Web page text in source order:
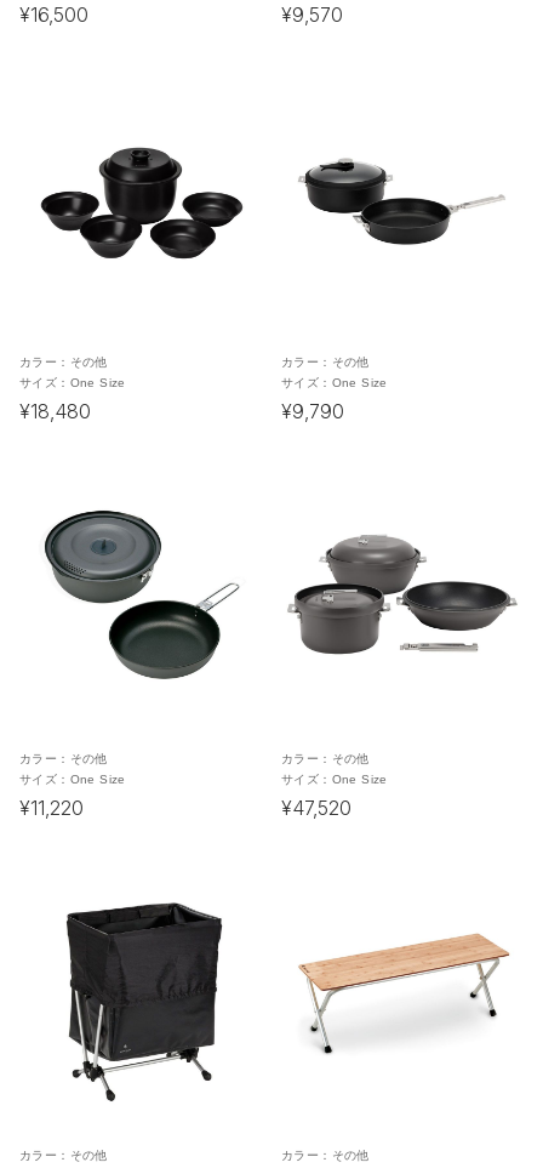
¥16,500 ¥9,570
カラー： その他
サイズ： One Size
¥18,480
カラー： その他
サイズ： One Size
¥9,790
カラー： その他
サイズ： One Size
¥11,220
カラー： その他
サイズ： One Size
¥47,520
カラー： その他 カラー： その他